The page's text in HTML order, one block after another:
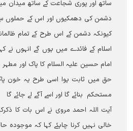
ساتھ اور پوری شجاعت کے ساتھ میدان
دشمن کی دھمکیوں اور اس کے حملوں
کیونکہ دشمن کے اس طرح کے تمام
اسلام کے فائدے میں ہوں گے انہوں
امام حسین علیہ السلام کا پاک اور
حق میں ثابت ہوا اسی طرح یہ خون
مستحکم بنائے گا اور اسے آگے لے جائے گا
آیت اللہ احمد مروی نے اس بات کا
خالی نہيں کرنا چاہئے کہا کہ